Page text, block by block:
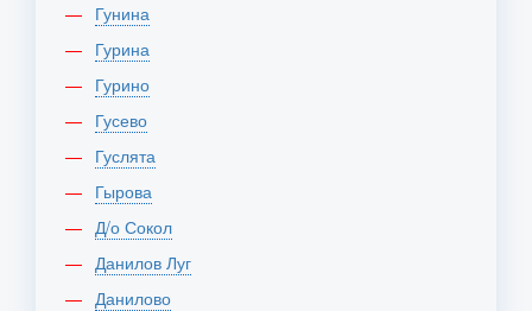
Гунина
Гурина
Гурино
Гусево
Гуслята
Гырова
Д/о Сокол
Данилов Луг
Данилово